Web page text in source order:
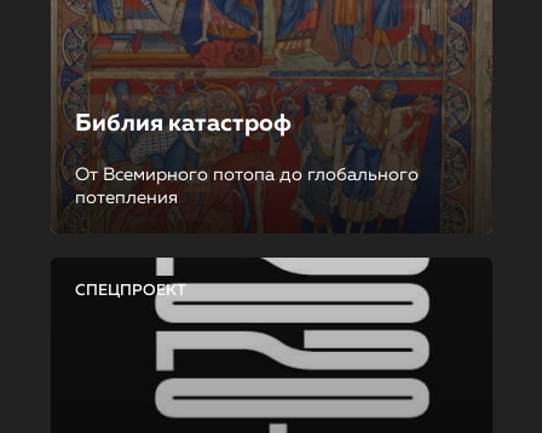
Библия катастроф
От Всемирного потопа до глобального
потепления
СПЕЦПРОЕКТ